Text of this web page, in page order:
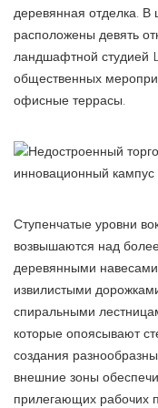
деревянная отделка. В
расположены девять
ландшафтной студией
общественных
офисные террасы.
Ступенчатые уровни
возвышаются над
деревянными
извилистыми
спиральными
которые опоясывают
создания
внешние зоны
прилегающих рабочих